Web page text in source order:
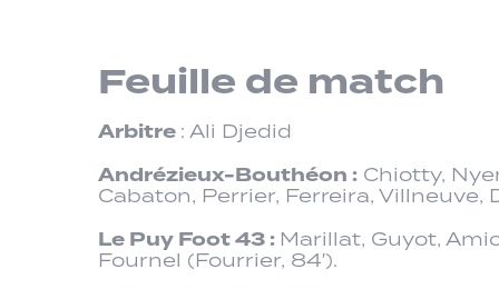
Feuille de match
Arbitre : Ali Djedid
Andrézieux-Bouthéon : Chiotty,
Cabaton, Perrier, Ferreira, Villneuve,
Le Puy Foot 43 : Marillat, Guyot,
Fournel (Fourrier, 84′).